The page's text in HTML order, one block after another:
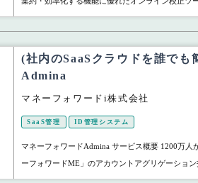
(社内のSaaSクラウドを誰でも
Admina
マネーフォワードi株式会社
SaaS管理 ID管理システム
マネーフォワードAdmina サービス概要 1200万人
ーフォワードME」のアカウントアグリゲーション